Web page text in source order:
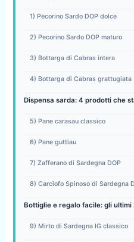
1) Pecorino Sardo DOP dolce
2) Pecorino Sardo DOP maturo
3) Bottarga di Cabras intera
4) Bottarga di Cabras grattugiata
Dispensa sarda: 4 prodotti che
5) Pane carasau classico
6) Pane guttiau
7) Zafferano di Sardegna DOP
8) Carciofo Spinoso di Sardegna
Bottiglie e regalo facile: gli
9) Mirto di Sardegna IG classico